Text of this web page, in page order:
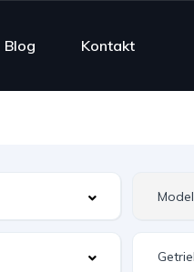
Blog Kontakt